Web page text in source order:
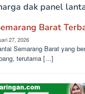
dak panel
Barat
27, 2026
Semarang Barat yang
terutama […]